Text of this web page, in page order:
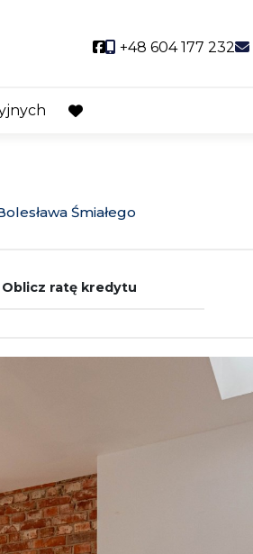
Social link
+48 604 177 232
favorite
Śmiałego
Oblicz ratę kredytu